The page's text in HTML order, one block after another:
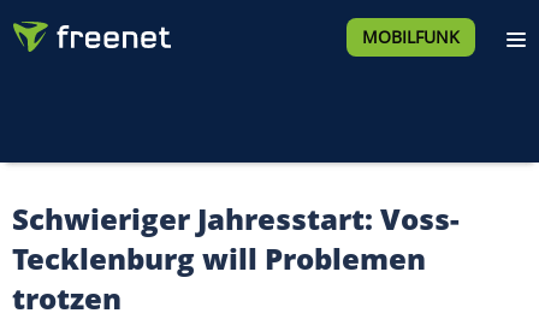
MOBILFUNK
Schwieriger Jahresstart: Voss-
Tecklenburg will Problemen
trotzen